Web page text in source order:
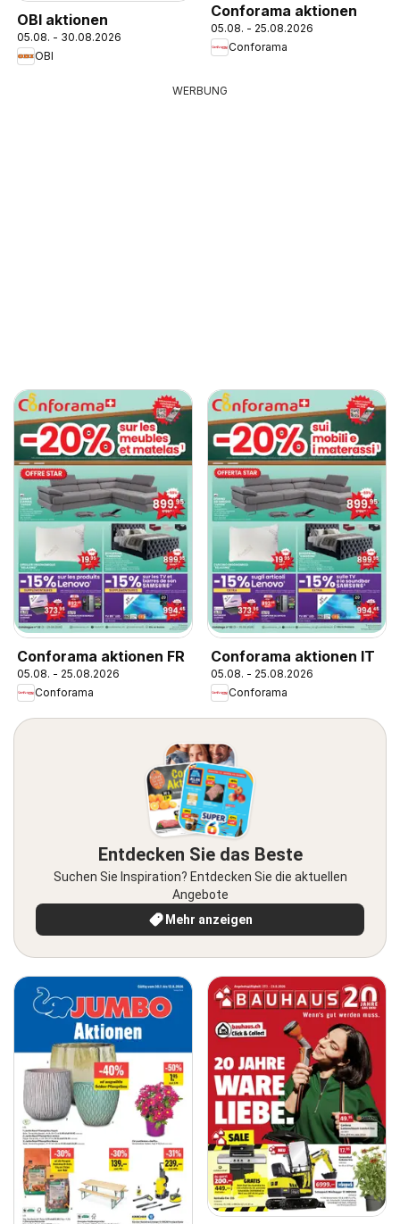
OBI aktionen
05.08. - 30.08.2026
OBI
Conforama aktionen
05.08. - 25.08.2026
Conforama
WERBUNG
Conforama aktionen FR
05.08. - 25.08.2026
Conforama
Conforama aktionen IT
05.08. - 25.08.2026
Conforama
Entdecken Sie das Beste
Suchen Sie Inspiration? Entdecken Sie die aktuellen
Angebote
Mehr anzeigen